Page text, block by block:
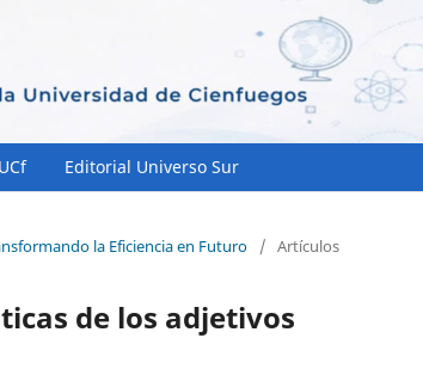
Editorial Universo Sur
la Eficiencia en Futuro / Artículos
de los adjetivos